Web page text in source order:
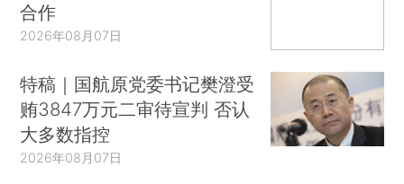
合作
2026年08月07日
特稿｜国航原党委书记樊澄受
贿3847万元二审待宣判 否认
大多数指控
2026年08月07日